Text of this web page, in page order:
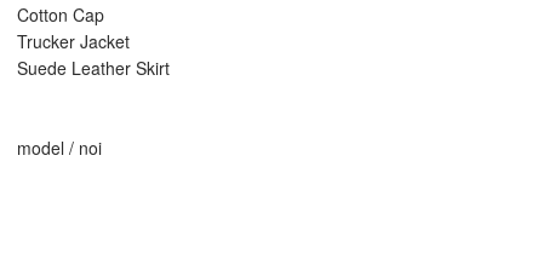
Cotton Cap
Trucker Jacket
Suede Leather Skirt
model / noi